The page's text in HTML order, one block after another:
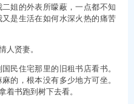
姐的外表所矇蔽，一点都不知
是生活在如何水深火热的痛苦
贤妻。
民住宅那里的旧租书店看书。
的，根本没有多少地方可坐。
书跑到树下去看。